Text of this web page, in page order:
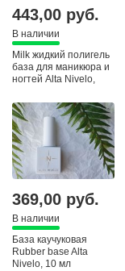
443,00 руб.
В наличии
Milk жидкий полигель
база для маникюра и
ногтей Alta Nivelo,
369,00 руб.
В наличии
База каучуковая
Rubber base Alta
Nivelo, 10 мл